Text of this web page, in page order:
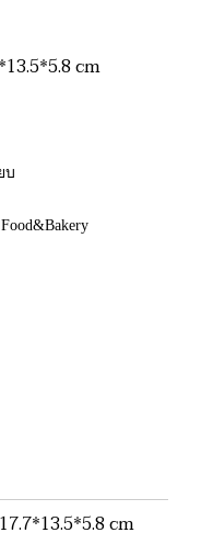
cm
บ
Food&Bakery
cm